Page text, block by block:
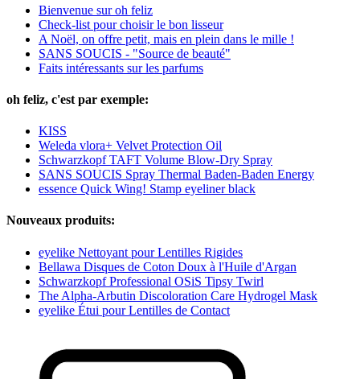
Bienvenue sur oh feliz
Check-list pour choisir le bon lisseur
A Noël, on offre petit, mais en plein dans le mille !
SANS SOUCIS - "Source de beauté"
Faits intéressants sur les parfums
oh feliz, c'est par exemple:
KISS
Weleda vlora+ Velvet Protection Oil
Schwarzkopf TAFT Volume Blow-Dry Spray
SANS SOUCIS Spray Thermal Baden-Baden Energy
essence Quick Wing! Stamp eyeliner black
Nouveaux produits:
eyelike Nettoyant pour Lentilles Rigides
Bellawa Disques de Coton Doux à l'Huile d'Argan
Schwarzkopf Professional OSiS Tipsy Twirl
The Alpha-Arbutin Discoloration Care Hydrogel Mask
eyelike Étui pour Lentilles de Contact